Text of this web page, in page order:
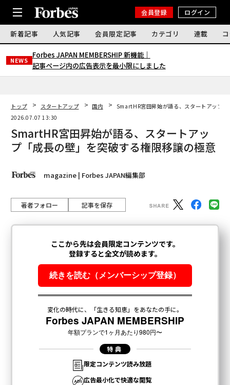
会員登録 ログイン
新着記事 人気記事 会員限定記事 カテゴリ 連載
NEWS
Forbes JAPAN MEMBERSHIP 新機能｜
記事ページ内の広告表示を最小限にしました
トップ スタートアップ 国内
SmartHR宮田昇始が語る、スタートアップ
2026.07.07 13:30
SmartHR宮田昇始が語る、スタートアッ
プ「成長の壁」を突破する権限移譲の極意
magazine | Forbes JAPAN編集部
著者フォロー 記事を保存